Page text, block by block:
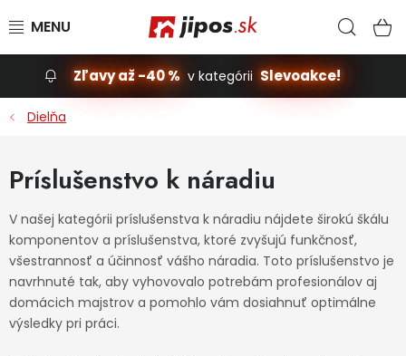
Slevoakce
Záhrada
Príslušenstvo pre automobily
Zľavy až -40 % v kategórii Slevoakce!
Dielňa
Príslušenstvo k náradiu
V našej kategórii príslušenstva k náradiu nájdete širokú škálu
komponentov a príslušenstva, ktoré zvyšujú funkčnosť,
všestrannosť a účinnosť vášho náradia. Toto príslušenstvo je
navrhnuté tak, aby vyhovovalo potrebám profesionálov aj
domácich majstrov a pomohlo vám dosiahnuť optimálne
výsledky pri práci.